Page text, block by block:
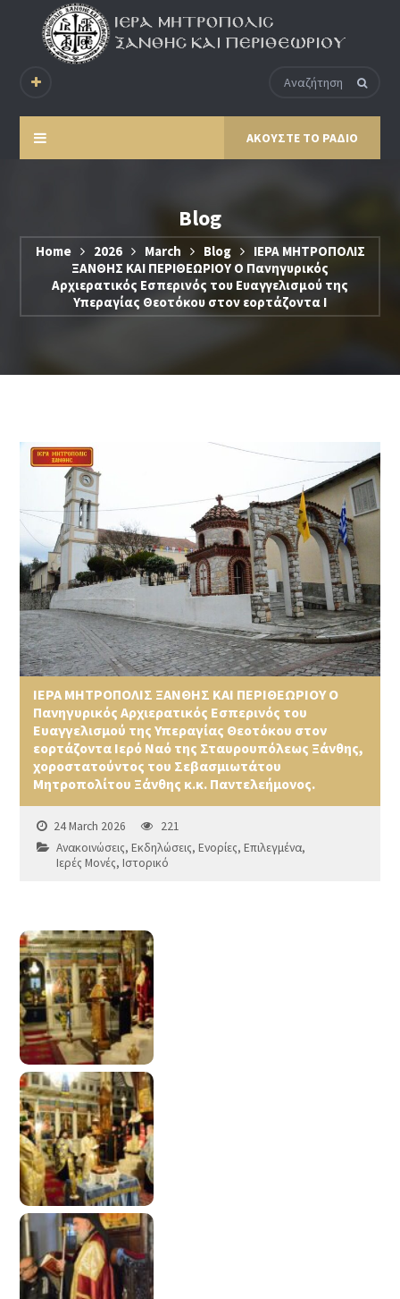
ΑΚΟΥΣΤΕ ΤΟ ΡΑΔΙΟ
Blog
Home 2026 March Blog
ΙΕΡΑ ΜΗΤΡΟΠΟΛΙΣ
ΞΑΝΘΗΣ ΚΑΙ ΠΕΡΙΘΕΩΡΙΟΥ Ο Πανηγυρικός
Αρχιερατικός Εσπερινός του Ευαγγελισμού της
Υπεραγίας Θεοτόκου στον εορτάζοντα Ι
ΙΕΡΑ ΜΗΤΡΟΠΟΛΙΣ ΞΑΝΘΗΣ ΚΑΙ ΠΕΡΙΘΕΩΡΙΟΥ Ο
Πανηγυρικός Αρχιερατικός Εσπερινός του
Ευαγγελισμού της Υπεραγίας Θεοτόκου στον
εορτάζοντα Ιερό Ναό της Σταυρουπόλεως Ξάνθης,
χοροστατούντος του Σεβασμιωτάτου
Μητροπολίτου Ξάνθης κ.κ. Παντελεήμονος.
24 March 2026
221
Ανακοινώσεις,Εκδηλώσεις,Ενορίες,Επιλεγμένα,
Ιερές Μονές,Ιστορικό